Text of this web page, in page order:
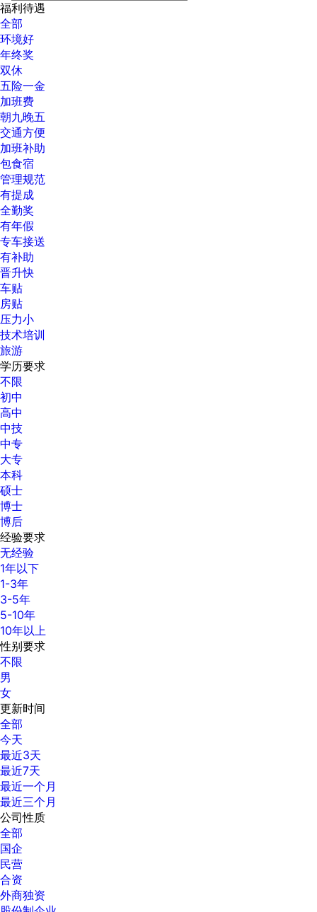
福利待遇
全部
环境好
年终奖
双休
五险一金
加班费
朝九晚五
交通方便
加班补助
包食宿
管理规范
有提成
全勤奖
有年假
专车接送
有补助
晋升快
车贴
房贴
压力小
技术培训
旅游
学历要求
不限
初中
高中
中技
中专
大专
本科
硕士
博士
博后
经验要求
无经验
1年以下
1-3年
3-5年
5-10年
10年以上
性别要求
不限
男
女
更新时间
全部
今天
最近3天
最近7天
最近一个月
最近三个月
公司性质
全部
国企
民营
合资
外商独资